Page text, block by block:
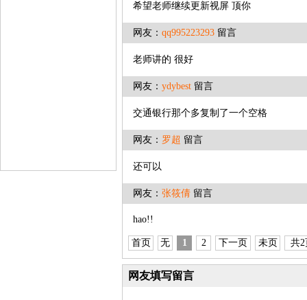
希望老师继续更新视屏 顶你
网友： qq995223293 留言
老师讲的 很好
网友： ydybest 留言
交通银行那个多复制了一个空格
网友： 罗超 留言
还可以
网友： 张筱倩 留言
hao!!
首页 无 1 2 下一页 未页 共2
网友填写留言